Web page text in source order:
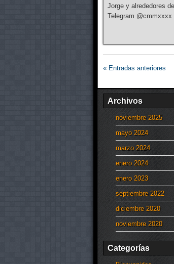
Jorge y alrededores
Telegram
« Entradas anteriores
Archivos
noviembre 2025
mayo 2024
marzo 2024
enero 2024
enero 2023
septiembre 2022
diciembre 2020
noviembre 2020
Categorías